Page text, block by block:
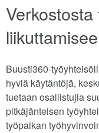
Buusti360-
hyviä käytäntöjä,
tuetaan osallistujia
pitkäjänteisen
työpaikan